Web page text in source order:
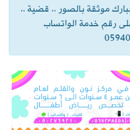
موثقة بالصور .. قضية ..
رقم خدمة الواتساب